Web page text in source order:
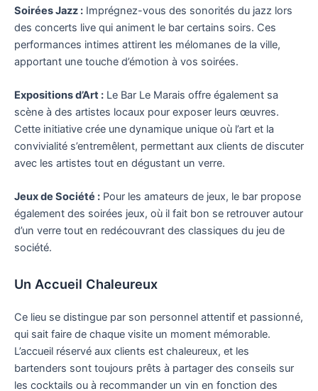
Soirées Jazz : Imprégnez-vous des sonorités du jazz lors
des concerts live qui animent le bar certains soirs. Ces
performances intimes attirent les mélomanes de la ville,
apportant une touche d’émotion à vos soirées.
Expositions d’Art : Le Bar Le Marais offre également sa
scène à des artistes locaux pour exposer leurs œuvres.
Cette initiative crée une dynamique unique où l’art et la
convivialité s’entremêlent, permettant aux clients de discuter
avec les artistes tout en dégustant un verre.
Jeux de Société : Pour les amateurs de jeux, le bar propose
également des soirées jeux, où il fait bon se retrouver autour
d’un verre tout en redécouvrant des classiques du jeu de
société.
Un Accueil Chaleureux
Ce lieu se distingue par son personnel attentif et passionné,
qui sait faire de chaque visite un moment mémorable.
L’accueil réservé aux clients est chaleureux, et les
bartenders sont toujours prêts à partager des conseils sur
les cocktails ou à recommander un vin en fonction des